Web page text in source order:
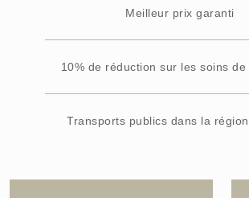
Meilleur prix garanti
10% de réduction sur les soins
Transports publics dans la